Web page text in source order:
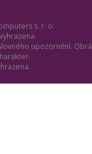
s. r. o.
upozornění.